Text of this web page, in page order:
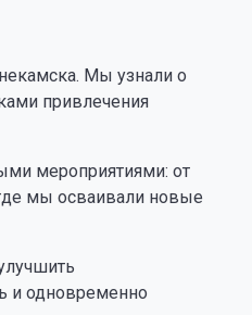
Мы узнали о
привлечения
мероприятиями: от
мы осваивали новые
и одновременно